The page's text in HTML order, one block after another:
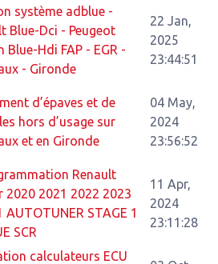
système adblue -
Blue-Dci - Peugeot
Blue-Hdi FAP - EGR -
- Gironde
22 Jan,
2025
23:44:51
d’épaves et de
hors d’usage sur
et en Gironde
04 May,
2024
23:56:52
Renault
2020 2021 2022 2023
AUTOTUNER STAGE 1
SCR
11 Apr,
2024
23:11:28
calculateurs ECU